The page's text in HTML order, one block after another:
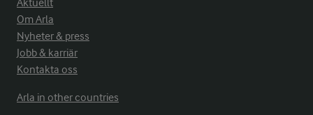
Aktuellt
Om Arla
Nyheter & press
Jobb & karriär
Kontakta oss
Arla in other countries